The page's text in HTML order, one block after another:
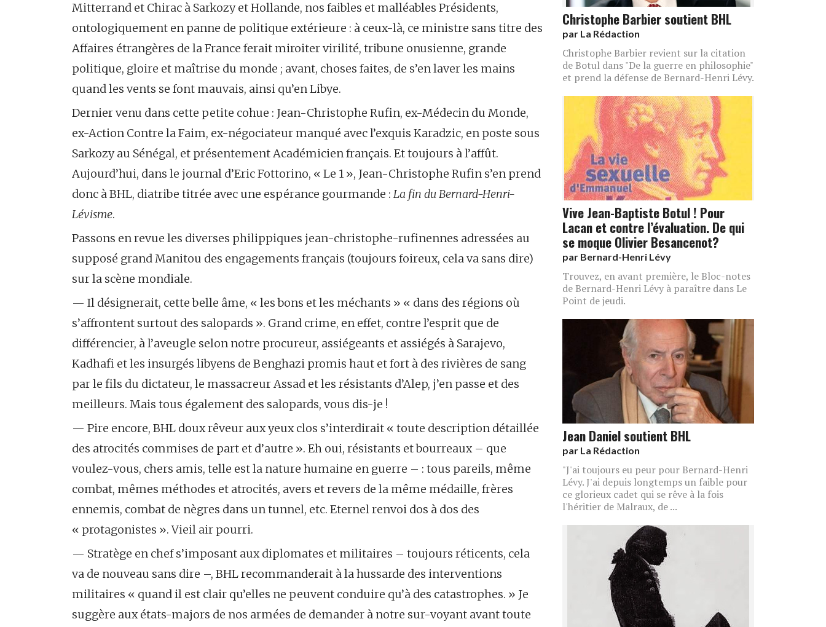
Mitterrand et Chirac à Sarkozy et Hollande, nos faibles et malléables Présidents,
ontologiquement en panne de politique extérieure : à ceux-là, ce ministre sans titre des
Affaires étrangères de la France ferait miroiter virilité, tribune onusienne, grande
politique, gloire et maîtrise du monde ; avant, choses faites, de s’en laver les mains
quand les vents se font mauvais, ainsi qu’en Libye.
Dernier venu dans cette petite cohue : Jean-Christophe Rufin, ex-Médecin du Monde,
ex-Action Contre la Faim, ex-négociateur manqué avec l’exquis Karadzic, en poste sous
Sarkozy au Sénégal, et présentement Académicien français. Et toujours à l’affût.
Aujourd’hui, dans le journal d’Eric Fottorino, « Le 1 », Jean-Christophe Rufin s’en prend
donc à BHL, diatribe titrée avec une espérance gourmande : La fin du Bernard-Henri-
Lévisme.
Passons en revue les diverses philippiques jean-christophe-rufinennes adressées au
supposé grand Manitou des engagements français (toujours foireux, cela va sans dire)
sur la scène mondiale.
— Il désignerait, cette belle âme, « les bons et les méchants » « dans des régions où
s’affrontent surtout des salopards ». Grand crime, en effet, contre l’esprit que de
différencier, à l’aveugle selon notre procureur, assiégeants et assiégés à Sarajevo,
Kadhafi et les insurgés libyens de Benghazi promis haut et fort à des rivières de sang
par le fils du dictateur, le massacreur Assad et les résistants d’Alep, j’en passe et des
meilleurs. Mais tous également des salopards, vous dis-je !
— Pire encore, BHL doux rêveur aux yeux clos s’interdirait « toute description détaillée
des atrocités commises de part et d’autre ». Eh oui, résistants et bourreaux – que
voulez-vous, chers amis, telle est la nature humaine en guerre – : tous pareils, même
combat, mêmes méthodes et atrocités, avers et revers de la même médaille, frères
ennemis, combat de nègres dans un tunnel, etc. Eternel renvoi dos à dos des
« protagonistes ». Vieil air pourri.
— Stratège en chef s’imposant aux diplomates et militaires – toujours réticents, cela
va de nouveau sans dire –, BHL recommanderait à la hussarde des interventions
militaires « quand il est clair qu’elles ne peuvent conduire qu’à des catastrophes. » Je
suggère aux états-majors de nos armées de demander à notre sur-voyant avant toute
Christophe Barbier soutient BHL
par La Rédaction
Christophe Barbier revient sur la citation
de Botul dans "De la guerre en philosophie"
et prend la défense de Bernard-Henri Lévy.
Vive Jean-Baptiste Botul ! Pour
Lacan et contre l’évaluation. De qui
se moque Olivier Besancenot?
par Bernard-Henri Lévy
Trouvez, en avant première, le Bloc-notes
de Bernard-Henri Lévy à paraître dans Le
Point de jeudi.
Jean Daniel soutient BHL
par La Rédaction
"J'ai toujours eu peur pour Bernard-Henri
Lévy. J'ai depuis longtemps un faible pour
ce glorieux cadet qui se rêve à la fois
l'héritier de Malraux, de ...